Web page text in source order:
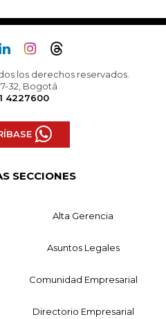
los derechos reservados.
32, Bogotá
4227600
SECCIONES
Alta Gerencia
Asuntos Legales
Comunidad Empresarial
Directorio Empresarial